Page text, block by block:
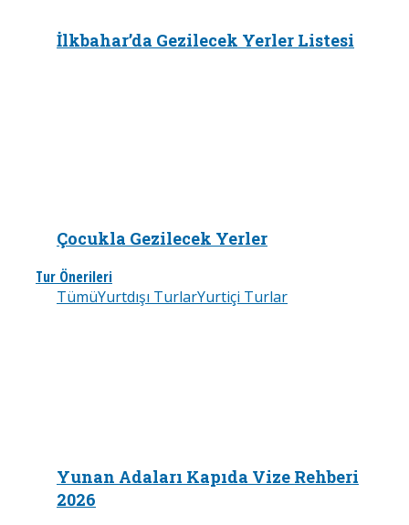
İlkbahar’da Gezilecek Yerler Listesi
Çocukla Gezilecek Yerler
Tur Önerileri
TümüYurtdışı TurlarYurtiçi Turlar
Yunan Adaları Kapıda Vize Rehberi
2026